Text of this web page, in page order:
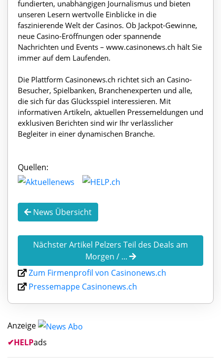
fundierten, unabhängigen Journalismus und bieten
unseren Lesern wertvolle Einblicke in die
faszinierende Welt der Casinos. Ob Jackpot-Gewinne,
neue Casino-Eröffnungen oder spannende
Nachrichten und Events – www.casinonews.ch hält Sie
immer auf dem Laufenden.
Die Plattform Casinonews.ch richtet sich an Casino-
Besucher, Spielbanken, Branchenexperten und alle,
die sich für das Glücksspiel interessieren. Mit
informativen Artikeln, aktuellen Pressemeldungen und
exklusiven Berichten sind wir Ihr verlässlicher
Begleiter in einer dynamischen Branche.
Quellen:
News Übersicht
Nächster Artikel Pelzers Teil des Deals am
Morgen / ...
Zum Firmenprofil von Casinonews.ch
Pressemappe Casinonews.ch
Anzeige
✔HELPads